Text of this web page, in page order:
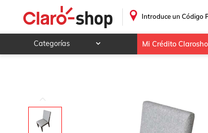
Introduce un Código
Categorías
Deportes y ocio
Animales y mascotas
Mi Crédito
SILLA MOBELO DEGAS 425 COLOR GRIS-ENTREGA